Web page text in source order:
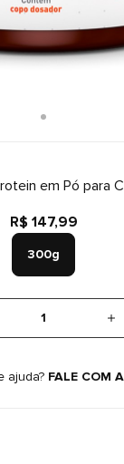
em Pó para
R$ 147,99
300g
1
ajuda? FALE COM